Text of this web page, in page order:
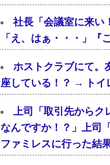
社長「会議室に来い
「え、はぁ・・・」『
ホストクラブにて。
座している！？ → トイ
上司「取引先からク
なんですか！？」上
ファミレスに行った結果